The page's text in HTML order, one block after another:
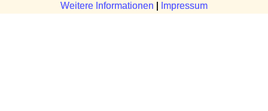
Weitere Informationen Impressum
Weitere Informationen Impressum